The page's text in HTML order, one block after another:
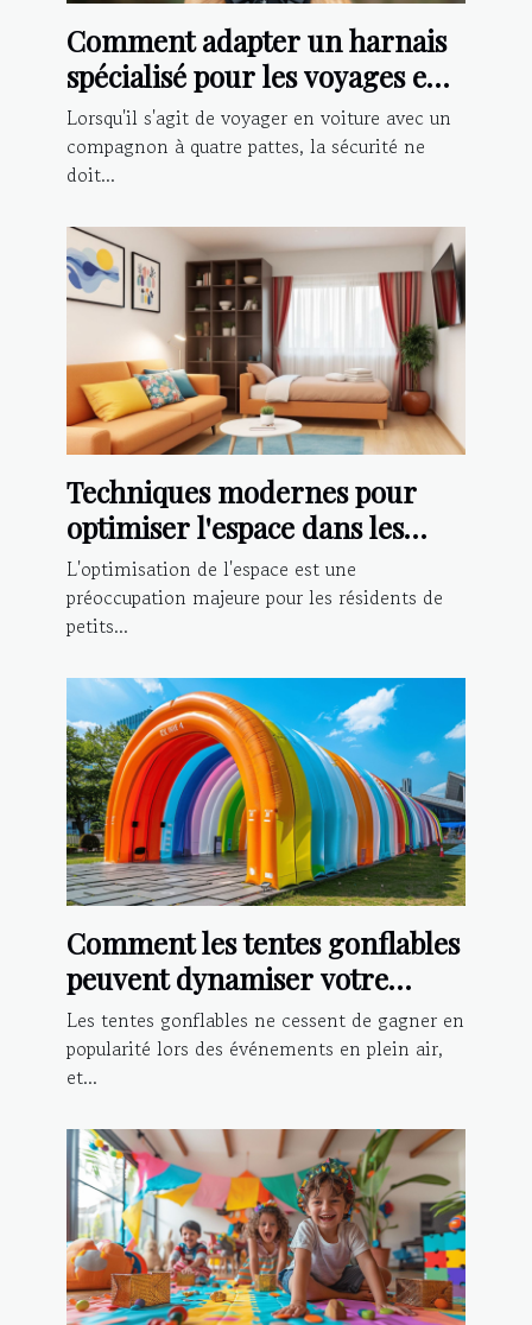
Comment adapter un harnais
spécialisé pour les voyages en
voiture avec votre chien
Lorsqu'il s'agit de voyager en voiture avec un
compagnon à quatre pattes, la sécurité ne
doit...
Techniques modernes pour
optimiser l'espace dans les
petits appartements
L'optimisation de l'espace est une
préoccupation majeure pour les résidents de
petits...
Comment les tentes gonflables
peuvent dynamiser votre
présence lors d'événements
Les tentes gonflables ne cessent de gagner en
popularité lors des événements en plein air,
et...